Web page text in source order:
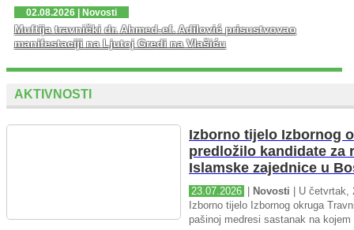
02.08.2026 | Novosti
Muftija travnički dr. Ahmed-ef. Adilović prisustvovao
manifestaciji na Ljutoj Gredi na Vlašiću
AKTIVNOSTI
Izborno tijelo Izbornog
predložilo kandidate za
Islamske zajednice u
23.07.2026 Novosti | U četvrtak,
Izborno tijelo Izbornog okruga
pašinoj medresi sastanak na